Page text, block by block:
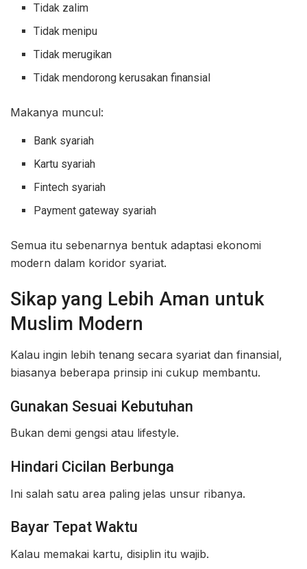
Tidak zalim
Tidak menipu
Tidak merugikan
Tidak mendorong kerusakan finansial
Makanya muncul:
Bank syariah
Kartu syariah
Fintech syariah
Payment gateway syariah
Semua itu sebenarnya bentuk adaptasi ekonomi
modern dalam koridor syariat.
Sikap yang Lebih Aman untuk
Muslim Modern
Kalau ingin lebih tenang secara syariat dan finansial,
biasanya beberapa prinsip ini cukup membantu.
Gunakan Sesuai Kebutuhan
Bukan demi gengsi atau lifestyle.
Hindari Cicilan Berbunga
Ini salah satu area paling jelas unsur ribanya.
Bayar Tepat Waktu
Kalau memakai kartu, disiplin itu wajib.